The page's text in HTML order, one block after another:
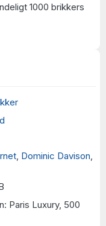
Dominic Davison
Paris Luxury, 500
1000 brikkers